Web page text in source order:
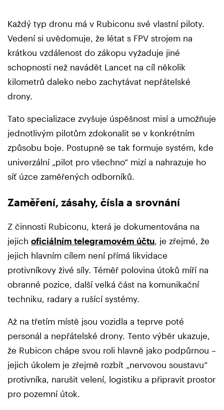
Každý typ dronu má v Rubiconu své vlastní piloty.
Vedení si uvědomuje, že létat s FPV strojem na
krátkou vzdálenost do zákopu vyžaduje jiné
schopnosti než navádět Lancet na cíl několik
kilometrů daleko nebo zachytávat nepřátelské
drony.
Tato specializace zvyšuje úspěšnost misí a umožňuje
jednotlivým pilotům zdokonalit se v konkrétním
způsobu boje. Postupně se tak formuje systém, kde
univerzální „pilot pro všechno“ mizí a nahrazuje ho
síť úzce zaměřených odborníků.
Zaměření, zásahy, čísla a srovnání
Z činnosti Rubiconu, která je dokumentována na
jejich oficiálním telegramovém účtu , je zřejmé, že
jejich hlavním cílem není přímá likvidace
protivníkovy živé síly. Téměř polovina útoků míří na
obranné pozice, další velká část na komunikační
techniku, radary a rušící systémy.
Až na třetím místě jsou vozidla a teprve poté
personál a nepřátelské drony. Tento výběr ukazuje,
že Rubicon chápe svou roli hlavně jako podpůrnou –
jejich úkolem je zřejmě rozbít „nervovou soustavu“
protivníka, narušit velení, logistiku a připravit prostor
pro pozemní útok.